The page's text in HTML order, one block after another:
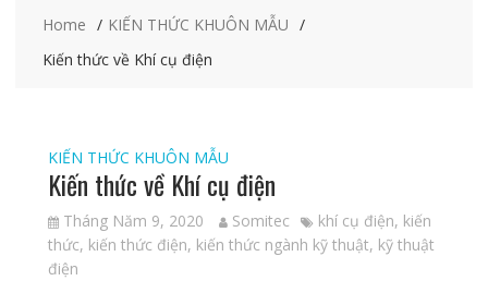
Home
KIẾN THỨC KHUÔN MẪU
Kiến thức về Khí cụ điện
KIẾN THỨC KHUÔN MẪU
Kiến thức về Khí cụ điện
Tháng Năm 9, 2020 Somitec khí cụ điện, kiến
thức, kiến thức điện, kiến thức ngành kỹ thuật, kỹ thuật
điện